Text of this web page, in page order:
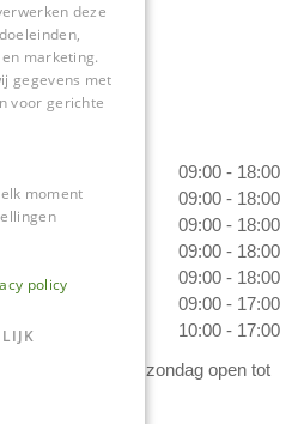
09:00 - 18:00
09:00 - 18:00
09:00 - 18:00
09:00 - 18:00
09:00 - 18:00
09:00 - 17:00
10:00 - 17:00
van dinsdag t/m zondag open tot
deze
marketing.
gegevens met
voor gerichte
moment
policy